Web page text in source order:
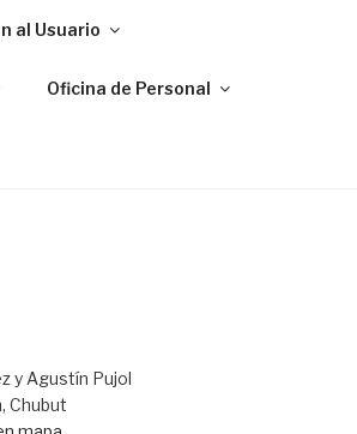
al Usuario
Oficina de Personal
y Agustín Pujol
Chubut